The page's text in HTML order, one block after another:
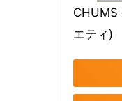
CHUMS
エティ)